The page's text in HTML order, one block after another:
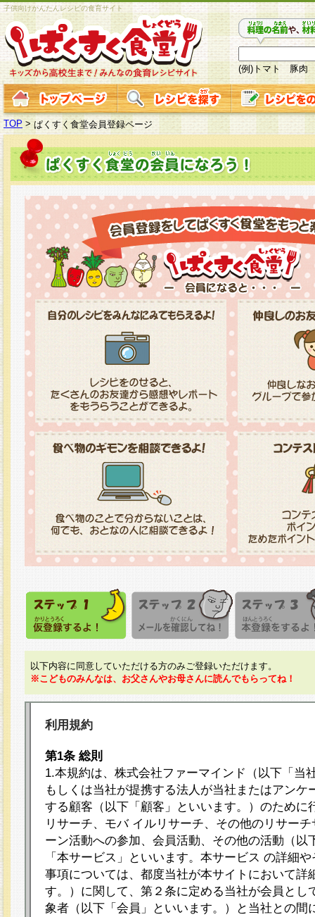
子供向けかんたんレシピの食育サイト
(例)トマト 豚肉
TOP > ぱくすく食堂会員登録ページ
以下内容に同意していただける方のみご登録いただけます。
※こどものみんなは、お父さんやお母さんに読んでもらってね！
利用規約
第1条 総則
1.本規約は、株式会社ファーマインド（以下「当
もしくは当社が提携する法人が当社またはアンケ
する顧客（以下「顧客」といいます。）のために
リサーチ、モバ イルリサーチ、その他のリサー
ーン活動への参加、会員活動、その他の活動（以
「本サービス」といいます。本サービス の詳細
事項については、都度当社が本サイトにおいて詳
す。）に関して、第２条に定める当社が会員とし
象者（以下「会員」といいます。）と当社との間